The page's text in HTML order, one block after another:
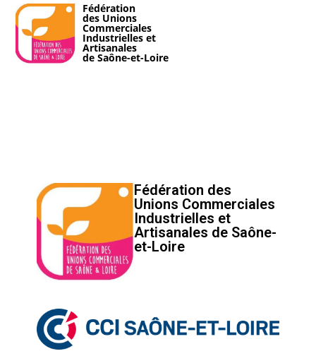
Fédération
des Unions
Commerciales
Industrielles et
Artisanales
de Saône-et-Loire
Fédération des
Unions Commerciales
Industrielles et
Artisanales de Saône-
et-Loire